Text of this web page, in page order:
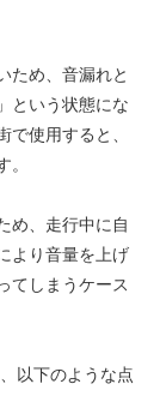
ため、音漏れと
という状態にな
で使用すると、
め、走行中に自
より音量を上げ
てしまうケース
以下のような点